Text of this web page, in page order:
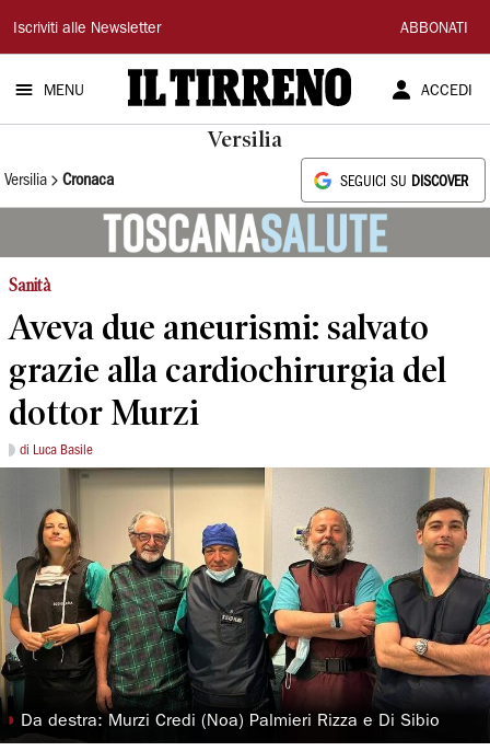
Il
Tirreno
Iscriviti alle Newsletter ABBONATI
MENU ACCEDI
Versilia
Versilia Cronaca SEGUICI SU DISCOVER
Sanità
Aveva due aneurismi: salvato
grazie alla cardiochirurgia del
dottor Murzi
di Luca Basile
◗ Da destra: Murzi Credi (Noa) Palmieri Rizza e Di Sibio